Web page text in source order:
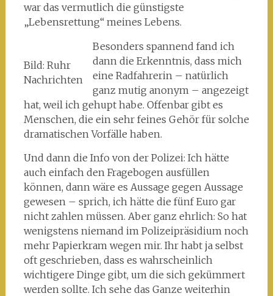
war das vermutlich die günstigste
„Lebensrettung“ meines Lebens.
Bild: Ruhr
Nachrichten
Besonders spannend fand ich
dann die Erkenntnis, dass mich
eine Radfahrerin – natürlich
ganz mutig anonym – angezeigt
hat, weil ich gehupt habe. Offenbar gibt es
Menschen, die ein sehr feines Gehör für solche
dramatischen Vorfälle haben.
Und dann die Info von der Polizei: Ich hätte
auch einfach den Fragebogen ausfüllen
können, dann wäre es Aussage gegen Aussage
gewesen – sprich, ich hätte die fünf Euro gar
nicht zahlen müssen. Aber ganz ehrlich: So hat
wenigstens niemand im Polizeipräsidium noch
mehr Papierkram wegen mir. Ihr habt ja selbst
oft geschrieben, dass es wahrscheinlich
wichtigere Dinge gibt, um die sich gekümmert
werden sollte. Ich sehe das Ganze weiterhin